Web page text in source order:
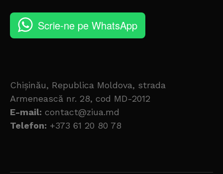
Scrie-ne pe WhatsApp
Chișinău, Republica Moldova, strada
Armenească nr. 28, cod MD-2012
E-mail: contact@ziua.md
Telefon: +373 61 20 80 78